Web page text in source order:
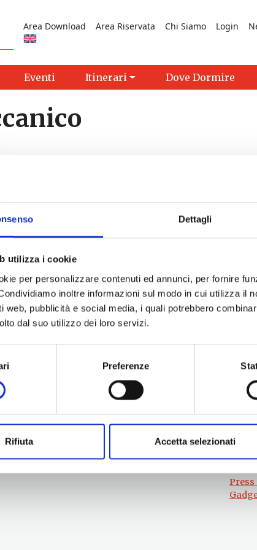
Dettagli
utilizza i cookie
per personalizzare contenuti ed annunci, per fornire
inoltre informazioni sul modo in cui utilizza il
web, pubblicità e social media, i quali potrebbero
dal suo utilizzo dei loro servizi.
Preferenze
Rifiuta Accetta selezionati
Area Download Area Riservata Chi Siamo Login
Eventi Itinerari Dove Dormire
- 26/12/2026 - 10/01/2027 - Tutto il giorno
cosa
una
Per informazioni
Servizio Promozione e Sviluppo delle
Ufficio Internazionalizzazione,
turismo@tno.camcom.it
Eventi
Press